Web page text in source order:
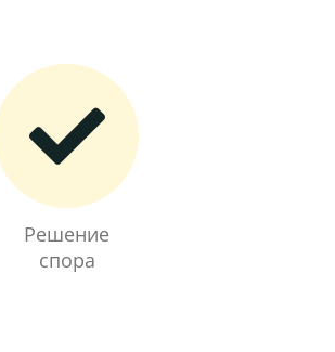
Решение
спора